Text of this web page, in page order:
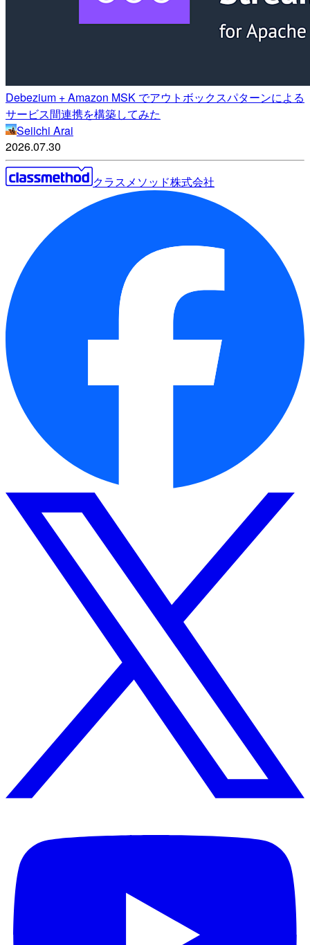
Debezium + Amazon MSK でアウトボックスパターンによる
サービス間連携を構築してみた
Seiichi Arai
2026.07.30
クラスメソッド株式会社